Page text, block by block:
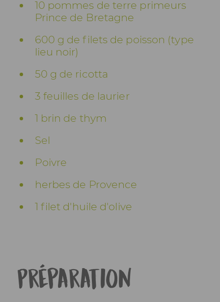
10 pommes de terre primeurs
Prince de Bretagne
600 g de filets de poisson (type
lieu noir)
50 g de ricotta
3 feuilles de laurier
1 brin de thym
Sel
Poivre
herbes de Provence
1 filet d'huile d'olive
Préparation